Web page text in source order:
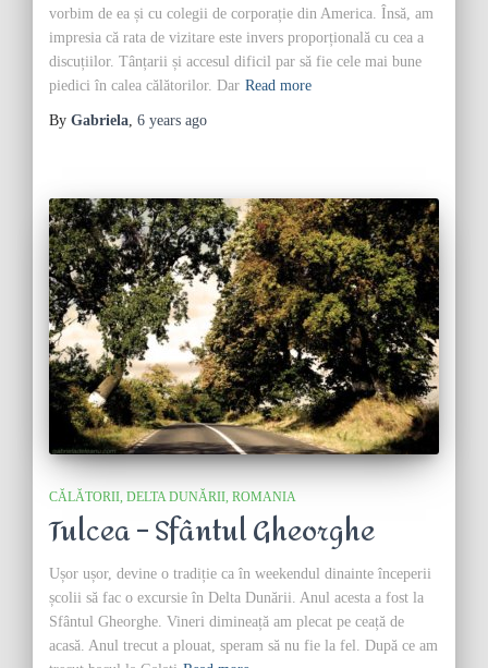
vorbim de ea și cu colegii de corporație din America. Însă, am
impresia că rata de vizitare este invers proporțională cu cea a
discuțiilor. Tânțarii și accesul dificil par să fie cele mai bune
piedici în calea călătorilor. Dar Read more
By Gabriela, 6 years ago
CĂLĂTORII DELTA DUNĂRII ROMANIA
Tulcea – Sfântul Gheorghe
Ușor ușor, devine o tradiție ca în weekendul dinainte începerii
școlii să fac o excursie în Delta Dunării. Anul acesta a fost la
Sfântul Gheorghe. Vineri dimineață am plecat pe ceață de
acasă. Anul trecut a plouat, speram să nu fie la fel. După ce am